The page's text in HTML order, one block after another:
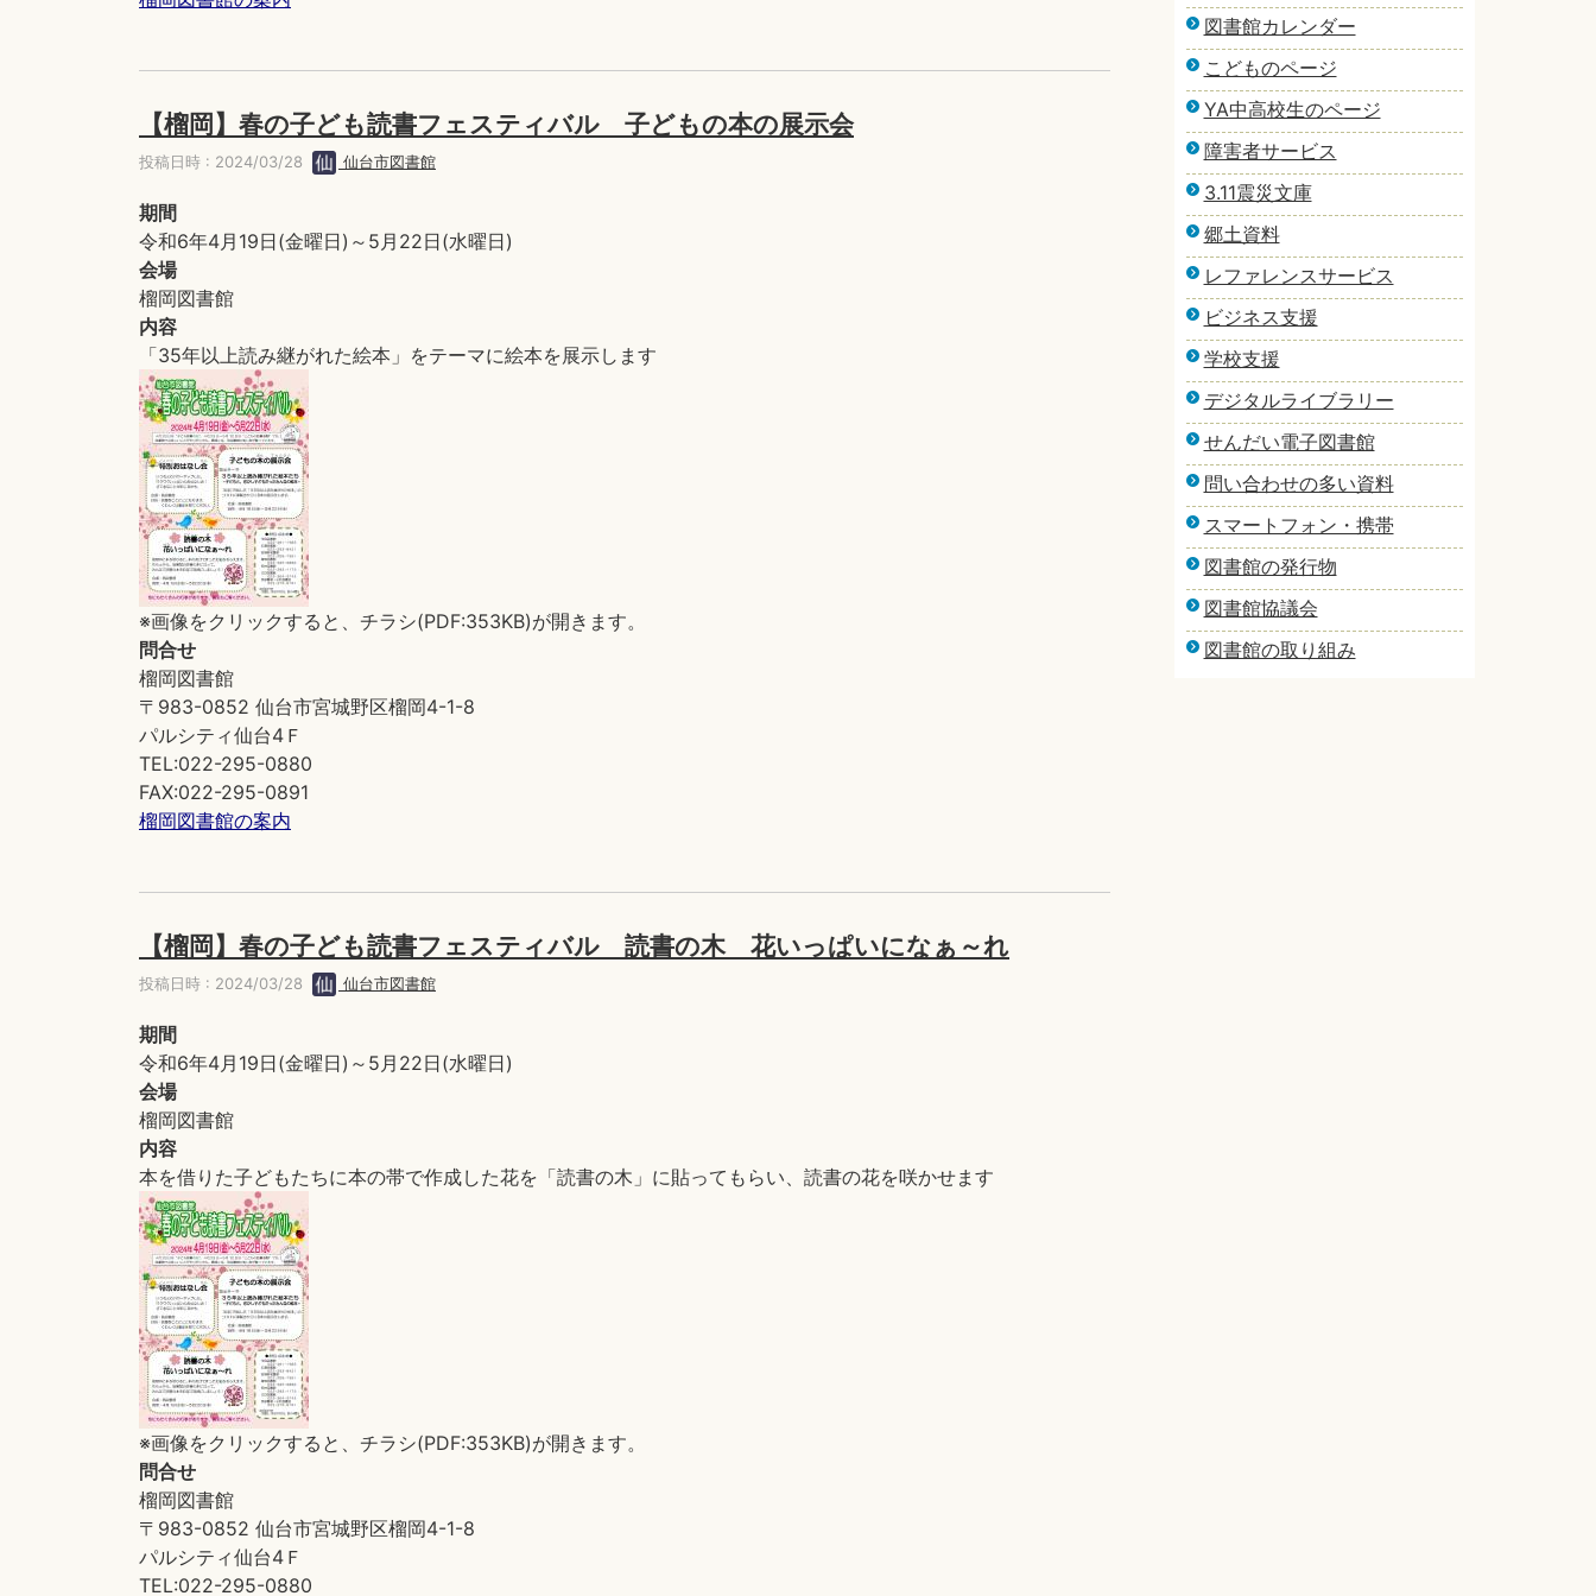
【榴岡】春の子ども読書フェスティバル 子どもの本の展示会
投稿日時 : 2024/03/28 仙台市図書館
期間
令和6年4月19日(金曜日)～5月22日(水曜日)
会場
榴岡図書館
内容
「35年以上読み継がれた絵本」をテーマに絵本を展示します
※画像をクリックすると、チラシ(PDF:353KB)が開きます。
問合せ
榴岡図書館
〒983-0852 仙台市宮城野区榴岡4-1-8
パルシティ仙台4Ｆ
TEL:022-295-0880
FAX:022-295-0891
榴岡図書館の案内
【榴岡】春の子ども読書フェスティバル 読書の木 花いっぱいになぁ～れ
投稿日時 : 2024/03/28 仙台市図書館
期間
令和6年4月19日(金曜日)～5月22日(水曜日)
会場
榴岡図書館
内容
本を借りた子どもたちに本の帯で作成した花を「読書の木」に貼ってもらい、読書の花を咲かせます
※画像をクリックすると、チラシ(PDF:353KB)が開きます。
問合せ
榴岡図書館
〒983-0852 仙台市宮城野区榴岡4-1-8
パルシティ仙台4Ｆ
TEL:022-295-0880
図書館カレンダー
こどものページ
YA中高校生のページ
障害者サービス
3.11震災文庫
郷土資料
レファレンスサービス
ビジネス支援
学校支援
デジタルライブラリー
せんだい電子図書館
問い合わせの多い資料
スマートフォン・携帯
図書館の発行物
図書館協議会
図書館の取り組み